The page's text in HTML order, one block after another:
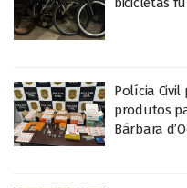
Polícia
produtos
Bárbara